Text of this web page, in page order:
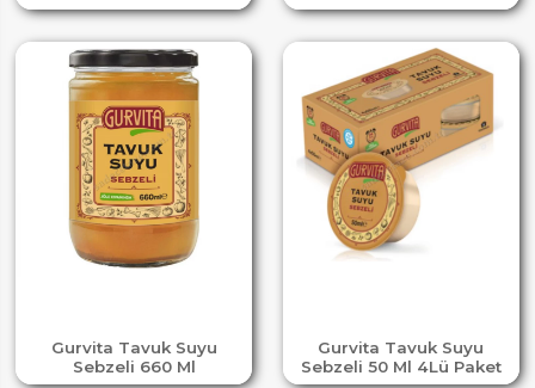
Gurvita Tavuk Suyu
Sebzeli 660 Ml
Gurvita Tavuk Suyu
Sebzeli 50 Ml 4Lü Paket